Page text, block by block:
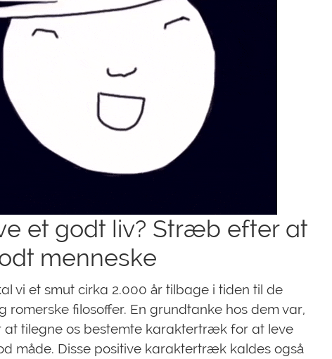
et godt liv? Stræb efter at
menneske
vi et smut cirka 2.000 år tilbage i tiden til de
filosoffer. En grundtanke hos dem var,
at tilegne os bestemte karaktertræk for at leve
måde. Disse positive karaktertræk kaldes også